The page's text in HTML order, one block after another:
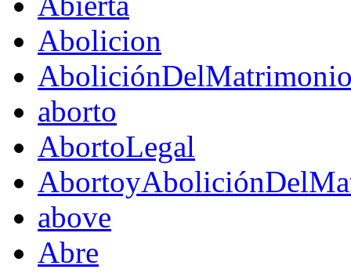
Abolicion
aborto
AbortoLegal
above
Abre